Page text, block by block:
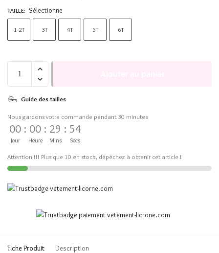
TAILLE: Sélectionne
1-2T 3T 4T 5T 6T
Guide des tailles
Nous gardons votre commande pendant 30 minutes
00
Jour
: 00
Heure
: 29
Mins
: 53
Secs
Attention !!! Plus que 10 en stock, dépêchez à obtenir cet article !
Fiche Produit Description